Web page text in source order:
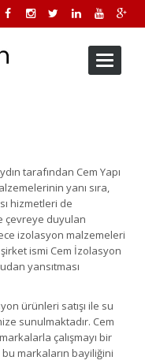
Toggle
tarafından Cem Yapı
yanı sıra,
hizmetleri de
çevreye duyulan
izolasyon malzemeleri
şirket ismi Cem İzolasyon
yansıtması
ürünleri satışı ile su
sunulmaktadır. Cem
çalışmayı bir
markaların bayiliğini